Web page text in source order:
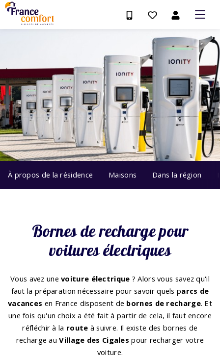
À propos de la résidence Maisons Dans la région
Bornes de recharge pour
voitures électriques
Vous avez unevoiture électrique ? Alors vous savez qu'il
faut la préparation nécessaire pour savoir quels parcs de
vacances en France disposent de bornes de recharge. Et
une fois qu'un choix a été fait à partir de cela, il faut encore
réfléchir à la route à suivre. Il existe des bornes de
recharge auVillage des Cigales pour recharger votre
voiture.